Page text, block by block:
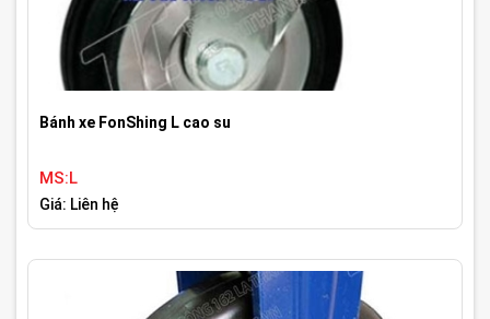
Bánh xe FonShing L cao su
MS:L
Giá: Liên hệ